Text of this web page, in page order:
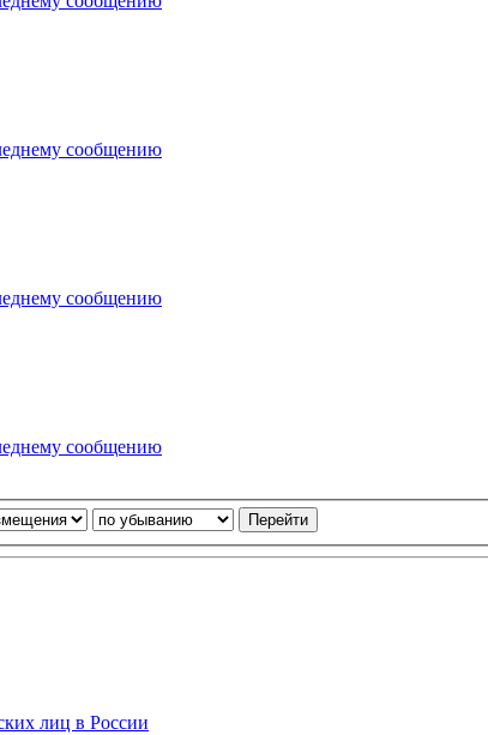
сообщению
сообщению
сообщению
лиц в России